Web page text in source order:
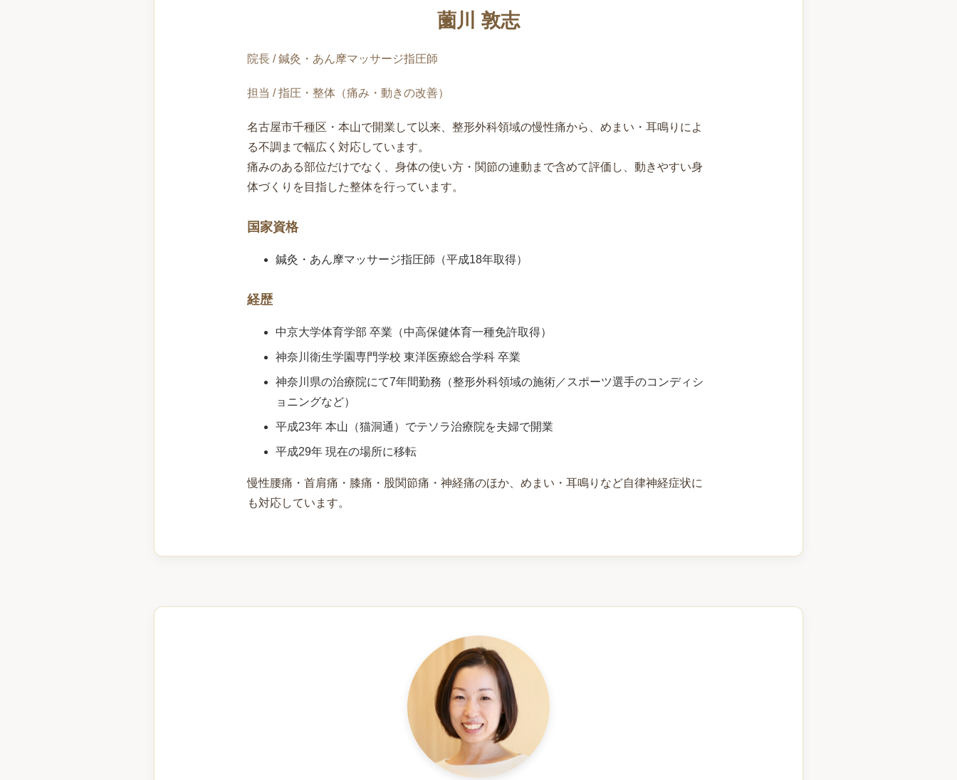
薗川 敦志
院長 / 鍼灸・あん摩マッサージ指圧師
担当 / 指圧・整体（痛み・動きの改善）
名古屋市千種区・本山で開業して以来、整形外科領域の慢性痛から、めまい・耳鳴りによ
る不調まで幅広く対応しています。
痛みのある部位だけでなく、身体の使い方・関節の連動まで含めて評価し、動きやすい身
体づくりを目指した整体を行っています。
国家資格
鍼灸・あん摩マッサージ指圧師（平成18年取得）
経歴
中京大学体育学部 卒業（中高保健体育一種免許取得）
神奈川衛生学園専門学校 東洋医療総合学科 卒業
神奈川県の治療院にて7年間勤務（整形外科領域の施術／スポーツ選手のコンディシ
ョニングなど）
平成23年 本山（猫洞通）でテソラ治療院を夫婦で開業
平成29年 現在の場所に移転
慢性腰痛・首肩痛・膝痛・股関節痛・神経痛のほか、めまい・耳鳴りなど自律神経症状に
も対応しています。